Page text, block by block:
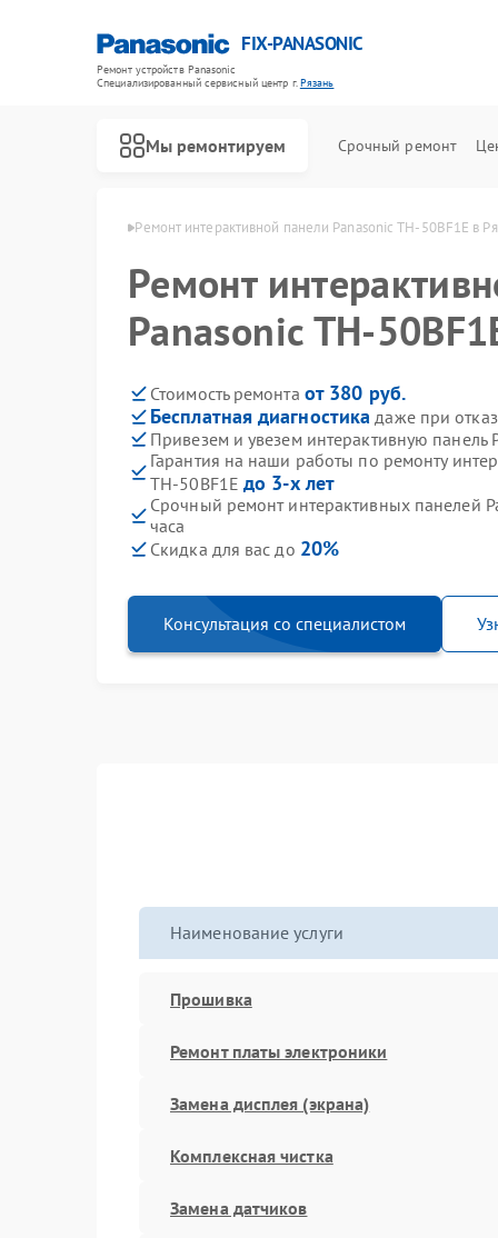
FIX-PANASONIC
Ремонт устройств Panasonic
Специализированный cервисный центр г.Рязань
Мы ремонтируем Срочный ремонт
Panasonic в Рязани Ремонт интерактивной панели Panasonic TH-50BF1E в
Ремонт
Panasonic TH-
Стоимость ремонта от 380 руб.
Бесплатная диагностика даже при
Привезем и увезем интерактивную панель
Гарантия на наши работы по ремонту
TH-50BF1E до 3-х лет
Срочный ремонт интерактивных панелей
часа
Скидка для вас до 20%
Консультация со специалистом
Наименование услуги
Прошивка
Ремонт платы электроники
Замена дисплея (экрана)
Комплексная чистка
Замена датчиков